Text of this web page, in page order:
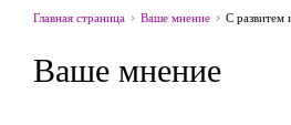
Главная страница Ваше мнение С развитем
Ваше мнение